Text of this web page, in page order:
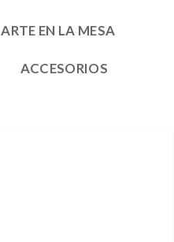
ARTE EN LA MESA
ACCESORIOS